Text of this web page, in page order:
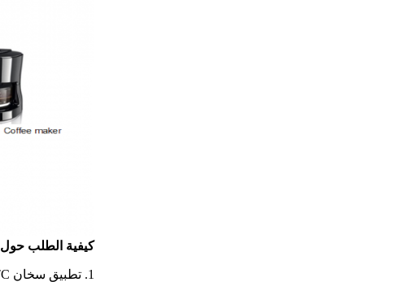
كيفية الطلب حول
1. تطبيق سخان PTC: _______